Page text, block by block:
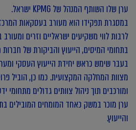
ערן שלו השותף המנהל של KPMG ישראל.
במסגרת תפקידו הוא מעורב בעסקאות
לרבות לווי משקיעים ישראליים וזרים
בתחומי המיסים, הייעוץ והביקורת של
בעבר שימש כראש יחידת הייעוץ העסקי
מצוות המחלקה המקצועית. כמו כן, הוביל
ומורכבים תוך ניהול צוותים גדולים מתחומי
ערן מוכר במשק כאחד המומחים המובילים
והייעוץ.